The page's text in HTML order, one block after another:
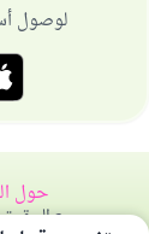
لوصول
حول
جميع الحقوق